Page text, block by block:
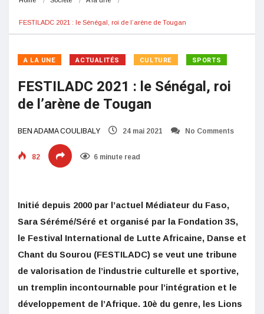
FESTILADC 2021 : le Sénégal, roi de l’arène de Tougan
A LA UNE ACTUALITÉS CULTURE SPORTS
FESTILADC 2021 : le Sénégal, roi
de l’arène de Tougan
BEN ADAMA COULIBALY 24 mai 2021 No Comments
82 6 minute read
Initié depuis 2000 par l’actuel Médiateur du Faso,
Sara Sérémé/Séré et organisé par la Fondation 3S,
le Festival International de Lutte Africaine, Danse et
Chant du Sourou (FESTILADC) se veut une tribune
de valorisation de l’industrie culturelle et sportive,
un tremplin incontournable pour l’intégration et le
développement de l’Afrique. 10è du genre, les Lions